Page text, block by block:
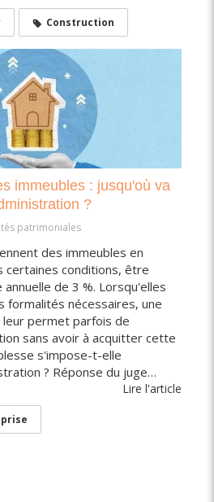
Construction
immeubles : jusqu'où va
?
patrimoniales
des immeubles en
certaines conditions, être
de 3 %. Lorsqu'elles
formalités nécessaires, une
permet parfois de
sans avoir à acquitter cette
s'impose-t-elle
? Réponse du juge…
Lire l'article